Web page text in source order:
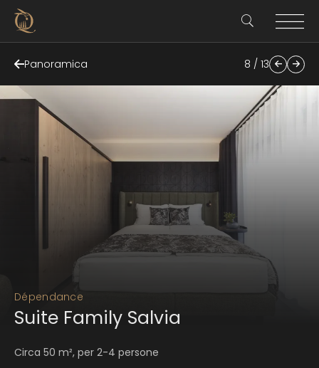
Panoramica 8 / 13
Dépendance
Suite Family Salvia
Circa 50 m², per 2-4 persone